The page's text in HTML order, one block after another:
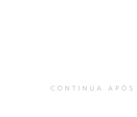
CONTINUA